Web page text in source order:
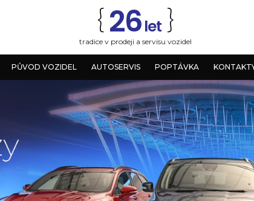
{ 26let }
tradice v prodeji a servisu vozidel
PŮVOD VOZIDEL AUTOSERVIS POPTÁVKA